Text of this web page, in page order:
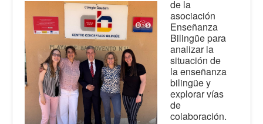
de la
asociación
Enseñanza
Bilingüe para
analizar la
situación de
la enseñanza
bilingüe y
explorar vías
de
colaboración.